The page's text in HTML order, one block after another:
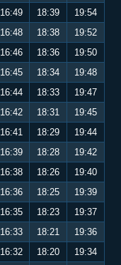
16:49 18:39
19:54
16:48 18:38
19:52
16:46 18:36
19:50
16:45 18:34
19:48
16:44 18:33
19:47
16:42 18:31
19:45
16:41 18:29
19:44
16:39 18:28
19:42
16:38 18:26
19:40
16:36 18:25
19:39
16:35 18:23
19:37
16:33 18:21
19:36
16:32 18:20
19:34